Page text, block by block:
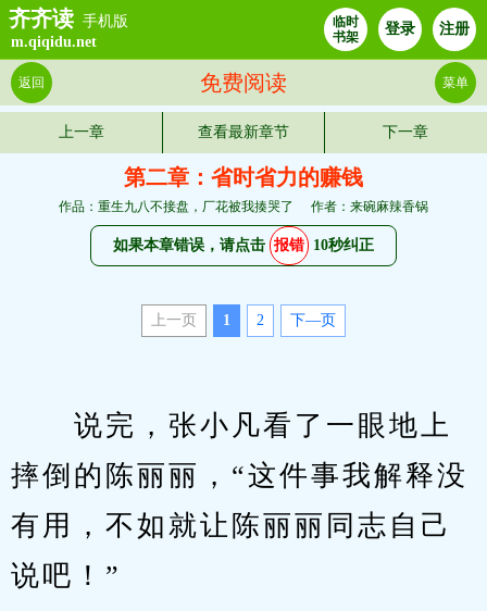
齐齐读 手机版
m.qiqidu.net
临时
书架
登录 注册
免费阅读
返回 菜单
上一章 查看最新章节 下一章
第二章：省时省力的赚钱
作品：重生九八不接盘，厂花被我揍哭了 作者：来碗麻辣香锅
如果本章错误，请点击 报错 10秒纠正
上一页 1 2 下—页
说完，张小凡看了一眼地上
摔倒的陈丽丽，“这件事我解释没
有用，不如就让陈丽丽同志自己
说吧！”